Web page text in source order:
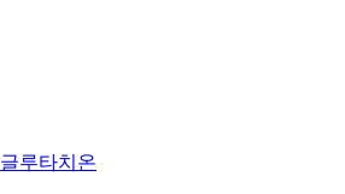
글루타치온